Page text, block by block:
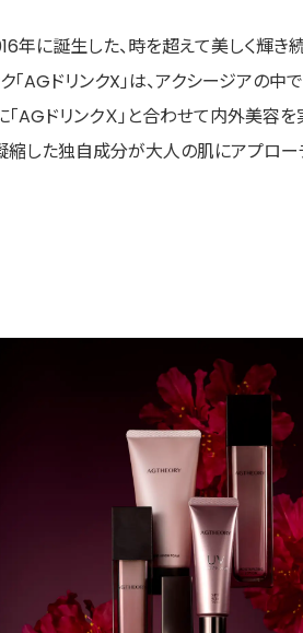
年に誕生した、時を超えて美しく輝
「AGドリンクX」は、アクシージアの
AGドリンクＸ」と合わせて内外美容
縮した独自成分が大人の肌にアプロー